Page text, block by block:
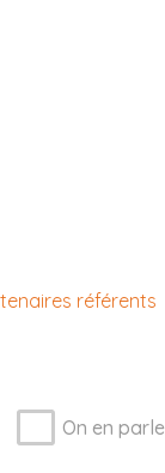
référents
On en parle